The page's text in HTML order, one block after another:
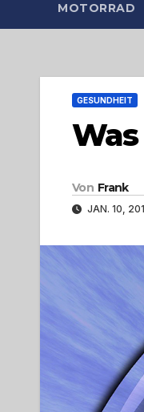
MOTORRAD
GESUNDHEIT
Von Frank
JAN. 10,